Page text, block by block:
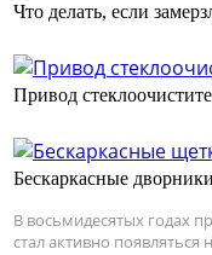
Что делать, если
Привод
Бескаркасные
В восьмидесятых годах
стал активно появляться